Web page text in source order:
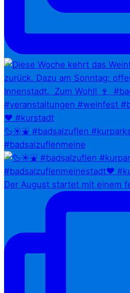
🦆☀️⛲ #badsalzuflen
#badsalzuflenmeine
Der August startet mit einem